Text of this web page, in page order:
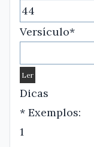
Versículo*
Dicas
* Exemplos:
1